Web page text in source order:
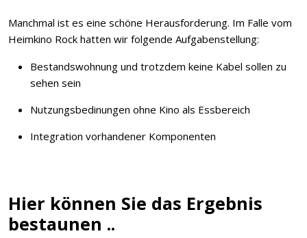
Manchmal ist es eine schöne Herausforderung. Im Falle vom
Heimkino Rock hatten wir folgende Aufgabenstellung:
Bestandswohnung und trotzdem keine Kabel sollen zu
sehen sein
Nutzungsbedinungen ohne Kino als Essbereich
Integration vorhandener Komponenten
Hier können Sie das Ergebnis
bestaunen ..